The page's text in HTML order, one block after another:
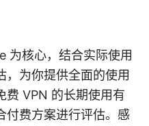
为核心，结合实际使用
，为你提供全面的使用
费 VPN 的长期使用有
付费方案进行评估。感